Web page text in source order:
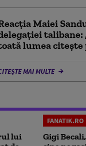
Maiei
talibane:
lumea
MAI MULTE
lui
FANATIK.RO
Gigi